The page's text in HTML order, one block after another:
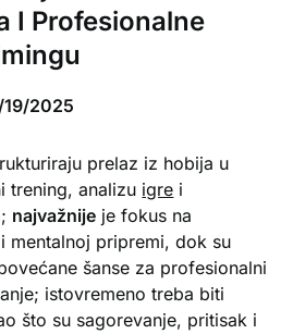
I Profesionalne
19/2025
prelaz iz hobija u
trening, analizu igre i
najvažnije je fokus na
mentalnoj pripremi, dok su
šanse za profesionalni
istovremeno treba biti
što su sagorevanje, pritisak i